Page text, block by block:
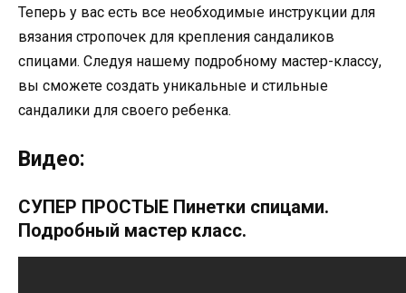
Теперь у вас есть все необходимые инструкции для
вязания стропочек для крепления сандаликов
спицами. Следуя нашему подробному мастер-классу,
вы сможете создать уникальные и стильные
сандалики для своего ребенка.
Видео:
СУПЕР ПРОСТЫЕ Пинетки спицами.
Подробный мастер класс.